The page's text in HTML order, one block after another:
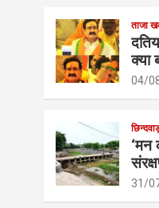
ताजा
क्या
04/
‘मन
31/